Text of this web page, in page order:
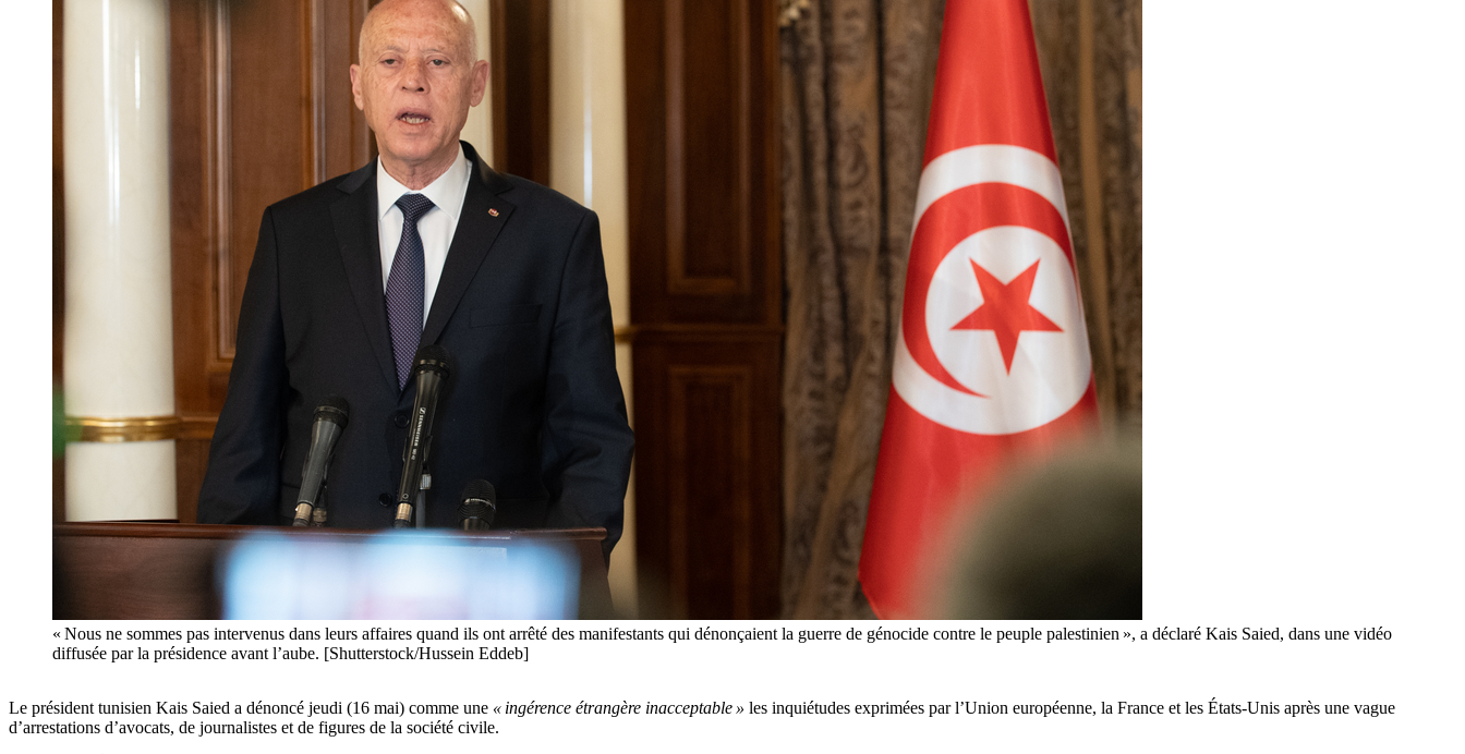
« Nous ne sommes pas intervenus dans leurs affaires quand ils ont arrêté des manifestants qui dénonçaient la guerre de génocide contre le peuple palestinien », a déclaré Kais Saied, dans une vidéo
diffusée par la présidence avant l’aube. [Shutterstock/Hussein Eddeb]
Le président tunisien Kais Saied a dénoncé jeudi (16 mai) comme une « ingérence étrangère inacceptable » les inquiétudes exprimées par l’Union européenne, la France et les États-Unis après une vague
d’arrestations d’avocats, de journalistes et de figures de la société civile.